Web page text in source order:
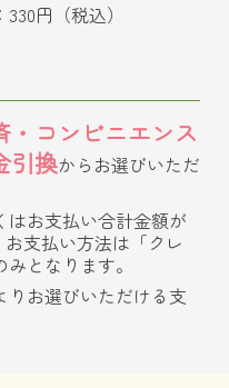
円（税込）
・コンビニエンス
引換からお選びいただ
お支払い合計金額が
支払い方法は「クレ
となります。
お選びいただける支